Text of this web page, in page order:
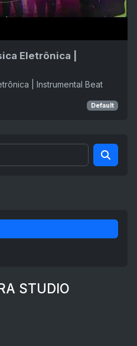
Eletrônica |
| Instrumental Beat
Default
STUDIO